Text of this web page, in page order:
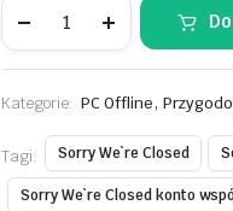
We`re
Konto
Dostęp
Kategorie: PC Offline,
Tagi: Sorry We`re Closed
Sorry We`re Closed konto